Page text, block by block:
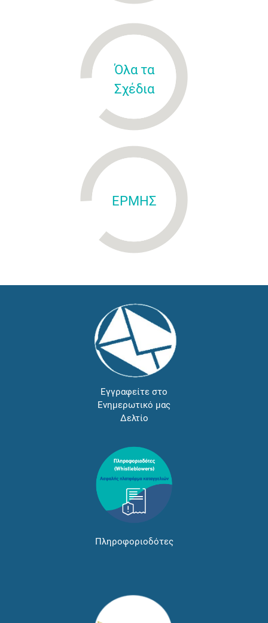
Όλα τα
Σχέδια
ΕΡΜΗΣ
Εγγραφείτε στο
Ενημερωτικό μας
Δελτίο
Πληροφοριοδότες